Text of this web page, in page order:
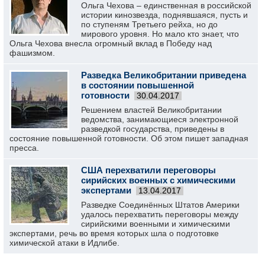
Ольга Чехова – единственная в российской
истории кинозвезда, поднявшаяся, пусть и
по ступеням Третьего рейха, но до
мирового уровня. Но мало кто знает, что
Ольга Чехова внесла огромный вклад в Победу над
фашизмом.
Разведка Великобритании приведена
в состоянии повышенной
готовности
30.04.2017
Решением властей Великобритании
ведомства, занимающиеся электронной
разведкой государства, приведены в
состояние повышенной готовности. Об этом пишет западная
пресса.
США перехватили переговоры
сирийских военных с химическими
экспертами
13.04.2017
Разведке Соединённых Штатов Америки
удалось перехватить переговоры между
сирийскими военными и химическими
экспертами, речь во время которых шла о подготовке
химической атаки в Идлибе.